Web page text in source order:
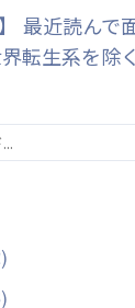
最近読んで
転生系を除く